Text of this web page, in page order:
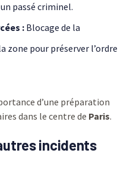
passé criminel.
:Blocage de la
zone pour préserver l’ordre
d’une préparation
dans le centre de Paris.
incidents